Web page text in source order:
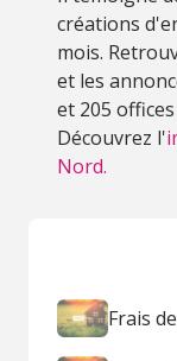
créations
mois.
et les
et 205
Découvrez l'
Nord.
Frais